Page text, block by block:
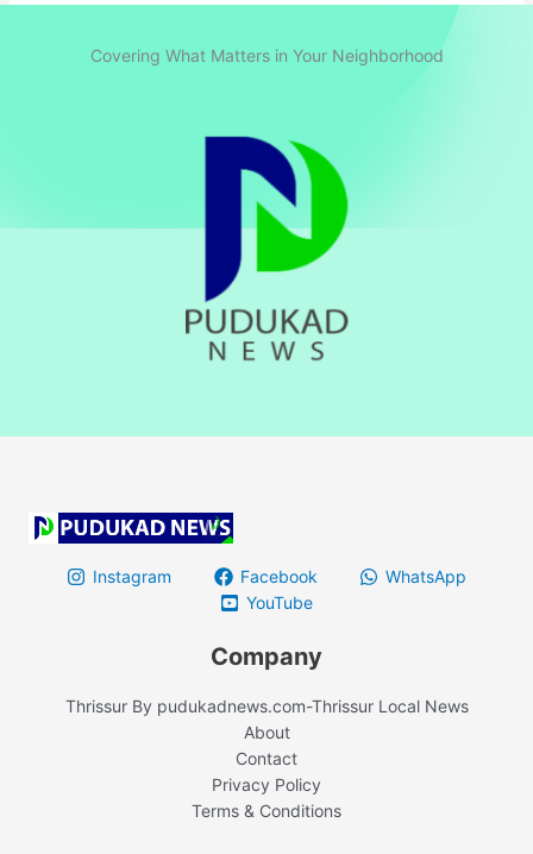
Covering What Matters in Your Neighborhood
Instagram Facebook
WhatsApp
YouTube
Company
Thrissur By pudukadnews.com-Thrissur Local News
About
Contact
Privacy Policy
Terms & Conditions